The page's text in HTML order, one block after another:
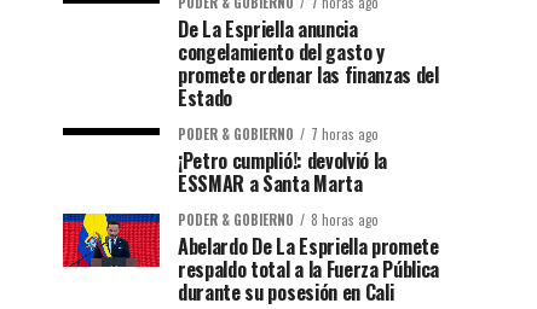
De La Espriella anuncia
congelamiento del gasto y
promete ordenar las finanzas del
Estado
PODER & GOBIERNO 7 horas ago
¡Petro cumplió!: devolvió la
ESSMAR a Santa Marta
PODER & GOBIERNO 8 horas ago
Abelardo De La Espriella promete
respaldo total a la Fuerza Pública
durante su posesión en Cali